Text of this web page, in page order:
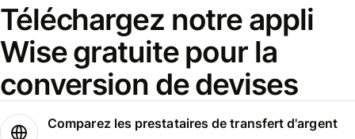
Téléchargez notre appli
Wise gratuite pour la
conversion de devises
Comparez les prestataires de transfert d'argent